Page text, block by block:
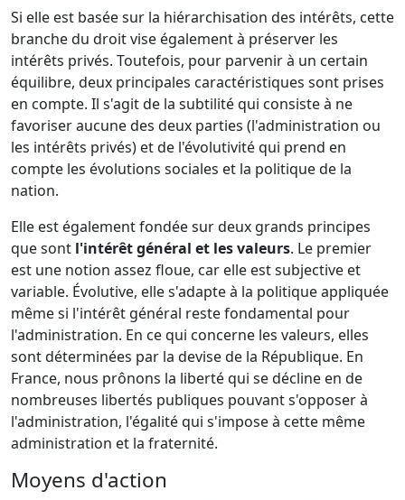
Si elle est basée sur la hiérarchisation des intérêts, cette
branche du droit vise également à préserver les
intérêts privés. Toutefois, pour parvenir à un certain
équilibre, deux principales caractéristiques sont prises
en compte. Il s'agit de la subtilité qui consiste à ne
favoriser aucune des deux parties (l'administration ou
les intérêts privés) et de l'évolutivité qui prend en
compte les évolutions sociales et la politique de la
nation.
Elle est également fondée sur deux grands principes
que sont l'intérêt général et les valeurs. Le premier
est une notion assez floue, car elle est subjective et
variable. Évolutive, elle s'adapte à la politique appliquée
même si l'intérêt général reste fondamental pour
l'administration. En ce qui concerne les valeurs, elles
sont déterminées par la devise de la République. En
France, nous prônons la liberté qui se décline en de
nombreuses libertés publiques pouvant s'opposer à
l'administration, l'égalité qui s'impose à cette même
administration et la fraternité.
Moyens d'action